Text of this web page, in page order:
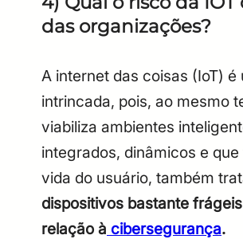
das organizações?
A internet das coisas (IoT) é
intrincada, pois, ao mesmo
viabiliza ambientes
integrados, dinâmicos e
vida do usuário, também
dispositivos bastante
relação à cibersegurança.